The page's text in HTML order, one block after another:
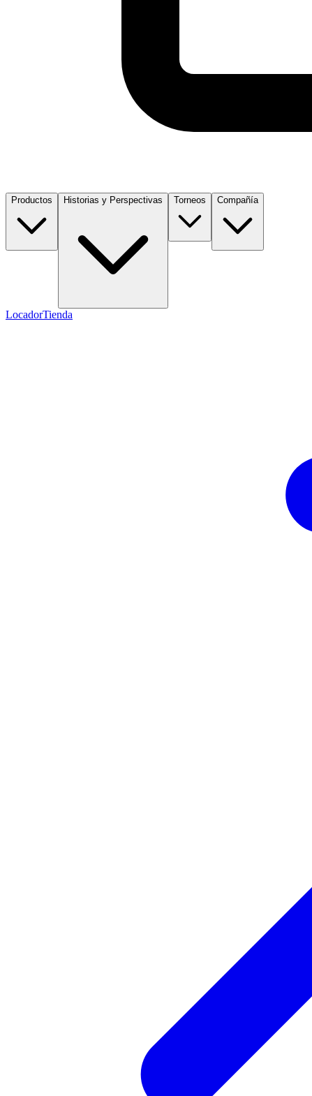
Productos Historias y Perspectivas Torneos Compañía
LocadorTienda